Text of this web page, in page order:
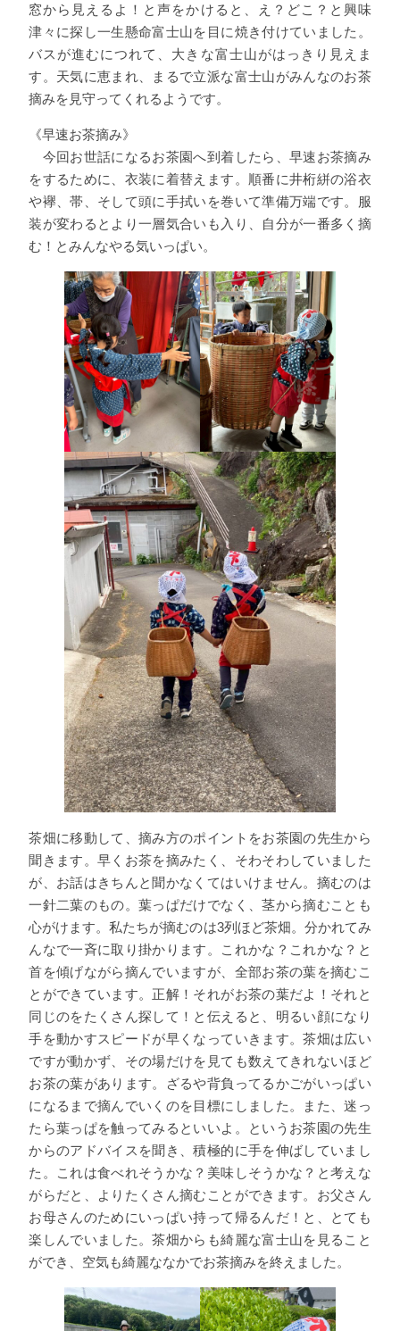
窓から見えるよ！と声をかけると、え？どこ？と興味
津々に探し一生懸命富士山を目に焼き付けていました。
バスが進むにつれて、大きな富士山がはっきり見えま
す。天気に恵まれ、まるで立派な富士山がみんなのお茶
摘みを見守ってくれるようです。
《早速お茶摘み》
今回お世話になるお茶園へ到着したら、早速お茶摘み
をするために、衣装に着替えます。順番に井桁絣の浴衣
や襷、帯、そして頭に手拭いを巻いて準備万端です。服
装が変わるとより一層気合いも入り、自分が一番多く摘
む！とみんなやる気いっぱい。
茶畑に移動して、摘み方のポイントをお茶園の先生から
聞きます。早くお茶を摘みたく、そわそわしていました
が、お話はきちんと聞かなくてはいけません。摘むのは
一針二葉のもの。葉っぱだけでなく、茎から摘むことも
心がけます。私たちが摘むのは3列ほど茶畑。分かれてみ
んなで一斉に取り掛かります。これかな？これかな？と
首を傾げながら摘んでいますが、全部お茶の葉を摘むこ
とができています。正解！それがお茶の葉だよ！それと
同じのをたくさん探して！と伝えると、明るい顔になり
手を動かすスピードが早くなっていきます。茶畑は広い
ですが動かず、その場だけを見ても数えてきれないほど
お茶の葉があります。ざるや背負ってるかごがいっぱい
になるまで摘んでいくのを目標にしました。また、迷っ
たら葉っぱを触ってみるといいよ。というお茶園の先生
からのアドバイスを聞き、積極的に手を伸ばしていまし
た。これは食べれそうかな？美味しそうかな？と考えな
がらだと、よりたくさん摘むことができます。お父さん
お母さんのためにいっぱい持って帰るんだ！と、とても
楽しんでいました。茶畑からも綺麗な富士山を見ること
ができ、空気も綺麗ななかでお茶摘みを終えました。